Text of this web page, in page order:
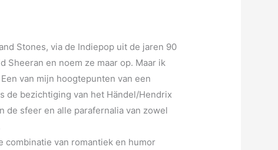
Stones, via de Indiepop uit de jaren 90
Sheeran en noem ze maar op. Maar ik
van mijn hoogtepunten van een
de bezichtiging van het Händel/Hendrix
de sfeer en alle parafernalia van zowel
combinatie van romantiek en humor